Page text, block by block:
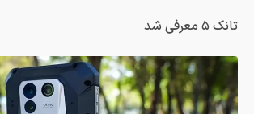
تانک ۵ معرفی شد